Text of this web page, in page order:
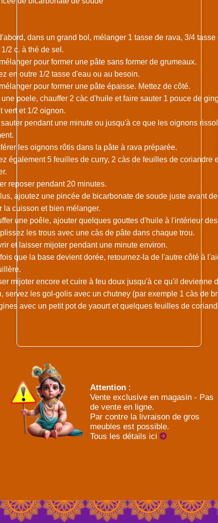
dans un grand bol, mélanger 1 tasse de rava, 3/4 tasse
2 c. à thé de sel.
pour former une pâte sans former de grumeaux.
en outre 1/2 tasse d'eau ou au besoin.
pour former une pâte épaisse. Mettez de côté.
poele, chauffer 2 càc d'huile et faire sauter 1 pouce de
vert et 1/2 oignon.
pendant une minute ou jusqu'à ce que les oignons
les oignons rôtis dans la pâte à rava préparée.
également 5 feuilles de curry, 2 càs de feuilles de coriandre
reposer pendant 20 minutes.
ajoutez une pincée de bicarbonate de soude juste avant de
la cuisson et bien mélanger.
une poêle, ajouter quelques gouttes d'huile à l'intérieur
les trous avec une càs de pâte dans chaque trou.
et laisser mijoter pendant une minute environ.
que la base devient dorée, retournez-la de l'autre côté à
mijoter encore et cuire à feu doux jusqu'à ce qu'il devienne
servez les gol-golis avec un chutney (par exemple 1 càs de
avec un petit pot de yaourt et quelques feuilles de
Attention :
Vente exclusive en magasin - Pas
de vente en ligne.
Par contre la livraison de gros
meubles est possible.
Tous les détails ici